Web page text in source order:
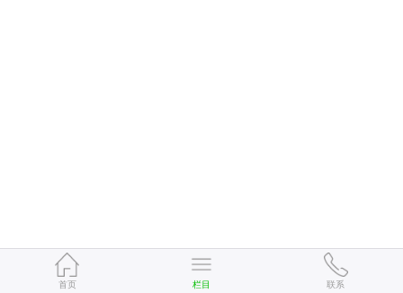
首页 栏目 联系